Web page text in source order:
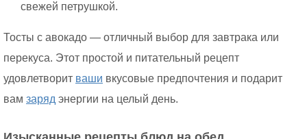
свежей петрушкой.
Тосты с авокадо — отличный выбор для завтрака или
перекуса. Этот простой и питательный рецепт
удовлетворит ваши вкусовые предпочтения и подарит
вам заряд энергии на целый день.